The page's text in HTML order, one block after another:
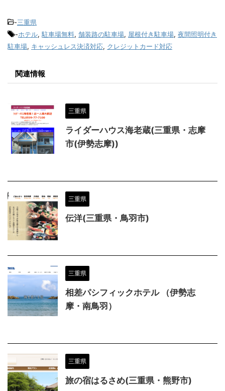
-三重県
-ホテル, 駐車場無料, 舗装路の駐車場, 屋根付き駐車場, 夜間照明付き
駐車場, キャッシュレス決済対応, クレジットカード対応
関連情報
三重県
ライダーハウス海老蔵(三重県・志摩
市(伊勢志摩))
三重県
伝洋(三重県・鳥羽市)
三重県
相差パシフィックホテル （伊勢志
摩・南鳥羽）
三重県
旅の宿はるさめ(三重県・熊野市)